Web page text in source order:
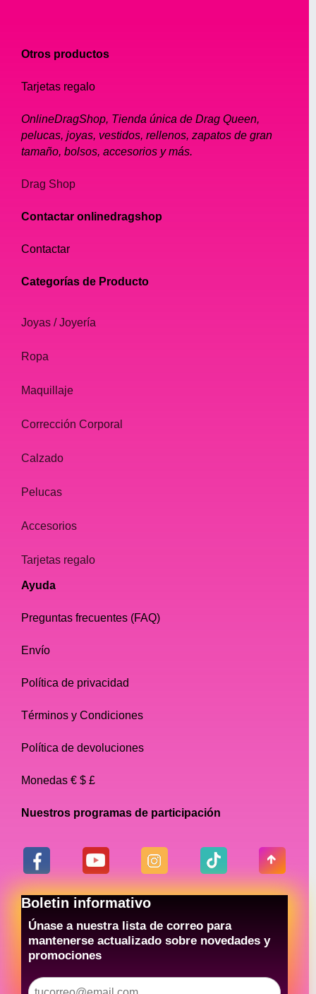
Otros productos
Tarjetas regalo
OnlineDragShop, Tienda única de Drag Queen,
pelucas, joyas, vestidos, rellenos, zapatos de gran
tamaño, bolsos, accesorios y más.
Drag Shop
Contactar onlinedragshop
Contactar
Categorías de Producto
Joyas / Joyería
Ropa
Maquillaje
Corrección Corporal
Calzado
Pelucas
Accesorios
Tarjetas regalo
Ayuda
Preguntas frecuentes (FAQ)
Envío
Política de privacidad
Términos y Condiciones
Política de devoluciones
Monedas € $ £
Nuestros programas de participación
Boletin informativo
Únase a nuestra lista de correo para
mantenerse actualizado sobre novedades y
promociones